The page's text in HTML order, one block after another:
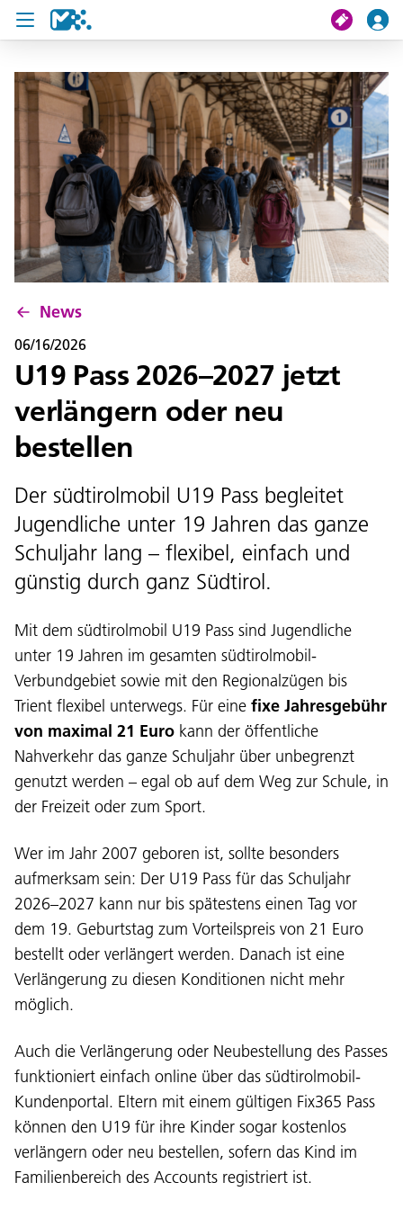
search
My journey
Tickets
U19 Pass
News
Contact us
Language:
DEU
ITA LAD ENG
News
06/16/2026
U19 Pass 2026–2027 jetzt
verlängern oder neu
bestellen
Der südtirolmobil U19 Pass begleitet
Jugendliche unter 19 Jahren das ganze
Schuljahr lang – flexibel, einfach und
günstig durch ganz Südtirol.
Mit dem südtirolmobil U19 Pass sind Jugendliche
unter 19 Jahren im gesamten südtirolmobil-
Verbundgebiet sowie mit den Regionalzügen bis
Trient flexibel unterwegs. Für eine fixe Jahresgebühr
von maximal 21 Euro kann der öffentliche
Nahverkehr das ganze Schuljahr über unbegrenzt
genutzt werden – egal ob auf dem Weg zur Schule, in
der Freizeit oder zum Sport.
Wer im Jahr 2007 geboren ist, sollte besonders
aufmerksam sein: Der U19 Pass für das Schuljahr
2026–2027 kann nur bis spätestens einen Tag vor
dem 19. Geburtstag zum Vorteilspreis von 21 Euro
bestellt oder verlängert werden. Danach ist eine
Verlängerung zu diesen Konditionen nicht mehr
möglich.
Auch die Verlängerung oder Neubestellung des Passes
funktioniert einfach online über das südtirolmobil-
Kundenportal. Eltern mit einem gültigen Fix365 Pass
können den U19 für ihre Kinder sogar kostenlos
verlängern oder neu bestellen, sofern das Kind im
Familienbereich des Accounts registriert ist.